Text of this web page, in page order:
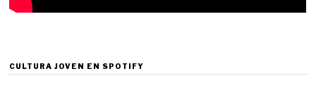
CULTURA JOVEN EN SPOTIFY